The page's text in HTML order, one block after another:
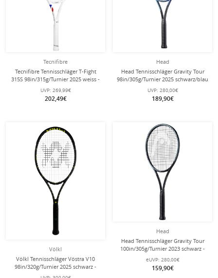
Tecnifibre
Tecnifibre Tennisschläger T-Fight
315S 98in/315g/Turnier 2025 weiss -
unbesaitet -
UVP: 269,99€
202,49€
Head
Head Tennisschläger Gravity Tour
98in/305g/Turnier 2025 schwarz/blau
- unbesaitet -
UVP: 280,00€
189,90€
Völkl
Völkl Tennisschläger Vöstra V10
98in/320g/Turnier 2025 schwarz -
Head
Head Tennisschläger Gravity Tour
100in/305g/Turnier 2023 schwarz -
besaitet -
eUVP: 280,00€
159,90€